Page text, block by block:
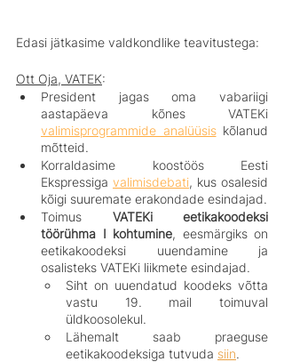
Edasi jätkasime valdkondlike teavitustega:
Ott Oja, VATEK:
President jagas oma vabariigi
valimisprogrammide analüüsis kõlanud
mõtteid.
Korraldasime koostöös Eesti
Ekspressiga valimisdebati, kus osalesid
kõigi suuremate erakondade esindajad.
Toimus VATEKi eetikakoodeksi
töörühma I kohtumine, eesmärgiks on
eetikakoodeksi uuendamine ja
osalisteks VATEKi liikmete esindajad.
Siht on uuendatud koodeks võtta
vastu 19. mail toimuval
üldkoosolekul.
Lähemalt saab praeguse
eetikakoodeksiga tutvuda siin.